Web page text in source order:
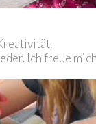
Ich freue